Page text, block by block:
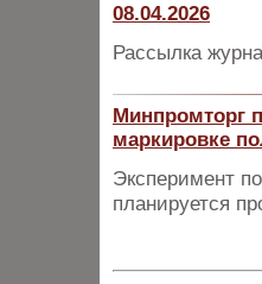
08.04.2026
Рассылка
Минпромторг
маркировке
Эксперимент
планируется